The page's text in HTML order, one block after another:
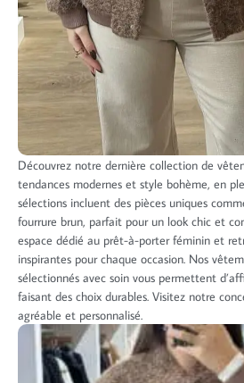
Découvrez notre dernière collection de
tendances modernes et style bohème, en
sélections incluent des pièces uniques
fourrure brun, parfait pour un look chic et
espace dédié au prêt-à-porter féminin et
inspirantes pour chaque occasion. Nos
sélectionnés avec soin vous permettent
faisant des choix durables. Visitez notre
agréable et personnalisé.